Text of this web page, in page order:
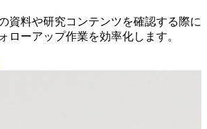
資料や研究コンテンツを確認する際
ローアップ作業を効率化します。